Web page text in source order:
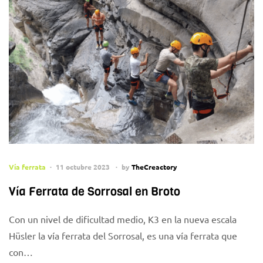
Vía ferrata 11 octubre 2023 by TheCreactory
Vía Ferrata de Sorrosal en Broto
Con un nivel de dificultad medio, K3 en la nueva escala
Hüsler la vía ferrata del Sorrosal, es una vía ferrata que
con…